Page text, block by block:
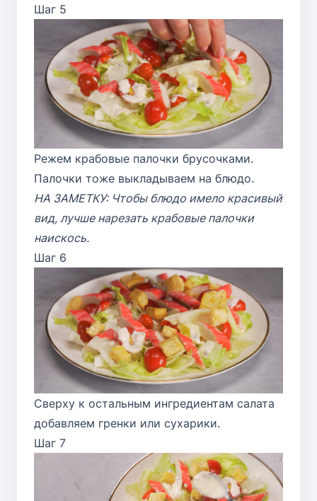
Шаг 5
Режем крабовые палочки брусочками.
Палочки тоже выкладываем на блюдо.
НА ЗАМЕТКУ: Чтобы блюдо имело красивый
вид, лучше нарезать крабовые палочки
наискось.
Шаг 6
Сверху к остальным ингредиентам салата
добавляем гренки или сухарики.
Шаг 7